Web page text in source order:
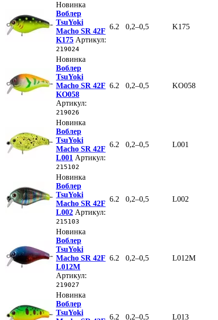
Новинка
Воблер
TsuYoki
Macho SR 42F
K175 Артикул:
219024
6.2 0,2–0,5 K175
Новинка
Воблер
TsuYoki
Macho SR 42F
KO058
Артикул:
219026
6.2 0,2–0,5 KO058
Новинка
Воблер
TsuYoki
Macho SR 42F
L001 Артикул:
215102
6.2 0,2–0,5 L001
Новинка
Воблер
TsuYoki
Macho SR 42F
L002 Артикул:
215103
6.2 0,2–0,5 L002
Новинка
Воблер
TsuYoki
Macho SR 42F
L012M
Артикул:
219027
6.2 0,2–0,5 L012M
Новинка
Воблер
TsuYoki
6.2 0,2–0,5 L013